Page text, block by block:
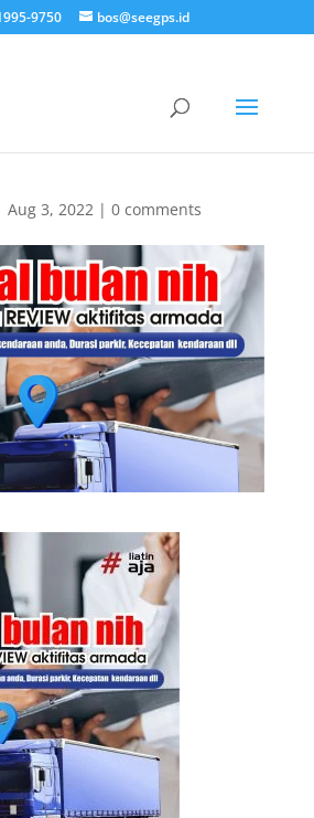
9750 bos@seegps.id
Aug 3, 2022| 0 comments